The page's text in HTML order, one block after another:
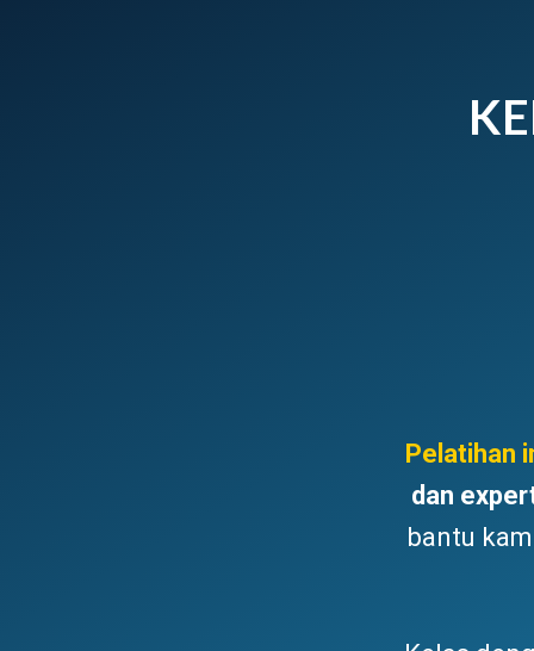
Pelatihan
dan
bantu